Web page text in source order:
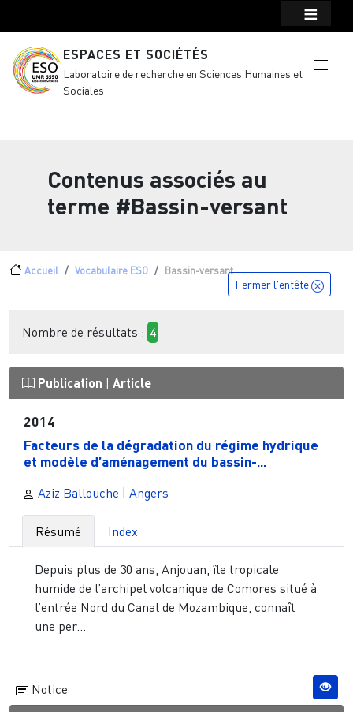
ESPACES ET SOCIÉTÉS
Laboratoire de recherche en Sciences Humaines et
Sociales
Contenus associés au
terme #Bassin-versant
Fil d'Ariane
Accueil Vocabulaire ESO Bassin-versant
Fermer l'entête
Nombre de résultats : 4
Publication Article
2014
Facteurs de la dégradation du régime hydrique
et modèle d’aménagement du bassin-...
Aziz Ballouche | Angers
Résumé Index
Depuis plus de 30 ans, Anjouan, île tropicale
humide de l’archipel volcanique de Comores situé à
l’entrée Nord du Canal de Mozambique, connaît
une per...
Notice